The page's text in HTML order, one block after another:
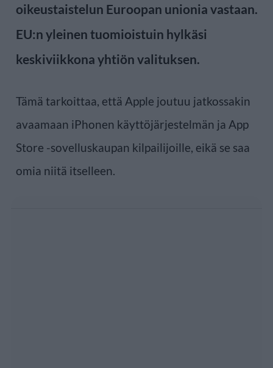
oikeustaistelun Euroopan unionia vastaan.
EU:n yleinen tuomioistuin hylkäsi
keskiviikkona yhtiön valituksen.
Tämä tarkoittaa, että Apple joutuu jatkossakin
avaamaan iPhonen käyttöjärjestelmän ja App
Store -sovelluskaupan kilpailijoille, eikä se saa
omia niitä itselleen.